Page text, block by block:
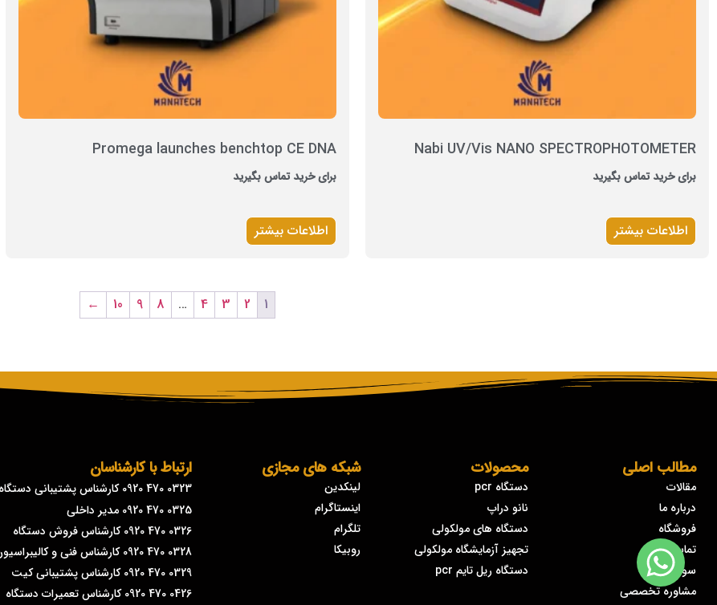
Nabi UV/Vis NANO SPECTROPHOTOMETER
برای خرید تماس بگیرید
اطلاعات بیشتر
Promega launches benchtop CE DNA
برای خرید تماس بگیرید
اطلاعات بیشتر
1
2
3
4
…
8
9
10
←
مطالب اصلی
مقالات
درباره ما
فروشگاه
تماس با ما
سوالات شما
مشاوره تخصصی
محصولات
دستگاه pcr
نانو دراپ
دستگاه های مولکولی
تجهیز آزمایشگاه مولکولی
دستگاه ریل تایم pcr
شبکه های مجازی
لینکدین
اینستاگرام
تلگرام
روبیکا
ارتباط با کارشناسان
0323 470 0920 کارشناس پشتیبانی دستگاه
0325 470 0920 مدیر داخلی
0326 470 0920 کارشناس فروش دستگاه
0328 470 0920 کارشناس فنی و کالیبراسیون
0329 470 0920 کارشناس پشتیبانی کیت
0426 470 0920 کارشناس تعمیرات دستگاه